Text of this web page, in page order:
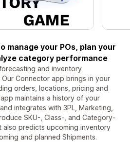
manage your POs, plan your
category performance
and inventory
Our Connector app brings in your
orders, locations, pricing and
maintains a history of your
integrates with 3PL, Marketing,
SKU-, Class-, and Category-
also predicts upcoming inventory
and planned Shipments.